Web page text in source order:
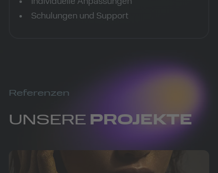
Schulungen und Support
Referenzen
UNSERE PROJEKTE